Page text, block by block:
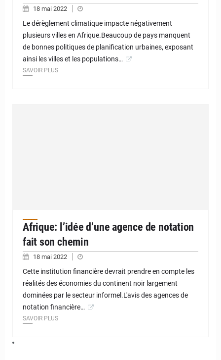
18 mai 2022
Le dérèglement climatique impacte négativement
plusieurs villes en Afrique.Beaucoup de pays manquent
de bonnes politiques de planification urbaines, exposant
ainsi les villes et les populations…
SAVOIR PLUS
Afrique: l’idée d’une agence de notation
fait son chemin
18 mai 2022
Cette institution financière devrait prendre en compte les
réalités des économies du continent noir largement
dominées par le secteur informel.L'avis des agences de
notation financière…
SAVOIR PLUS